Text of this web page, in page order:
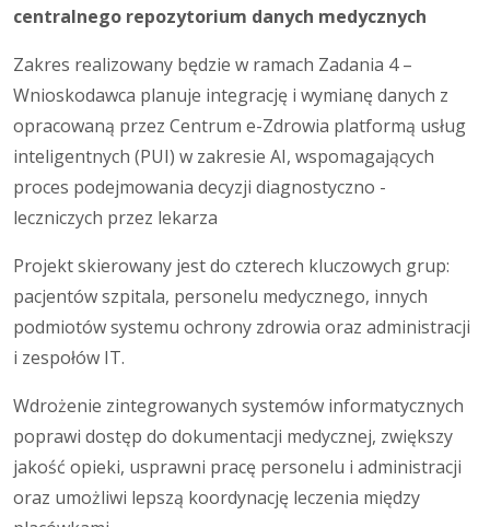
centralnego repozytorium danych medycznych
Zakres realizowany będzie w ramach Zadania 4 –
Wnioskodawca planuje integrację i wymianę danych z
opracowaną przez Centrum e-Zdrowia platformą usług
inteligentnych (PUI) w zakresie AI, wspomagających
proces podejmowania decyzji diagnostyczno -
leczniczych przez lekarza
Projekt skierowany jest do czterech kluczowych grup:
pacjentów szpitala, personelu medycznego, innych
podmiotów systemu ochrony zdrowia oraz administracji
i zespołów IT.
Wdrożenie zintegrowanych systemów informatycznych
poprawi dostęp do dokumentacji medycznej, zwiększy
jakość opieki, usprawni pracę personelu i administracji
oraz umożliwi lepszą koordynację leczenia między